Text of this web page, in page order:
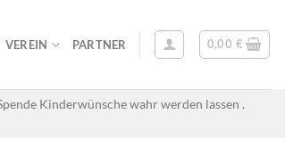
VEREIN PARTNER 0,00 €
Kinderwünsche wahr werden lassen .